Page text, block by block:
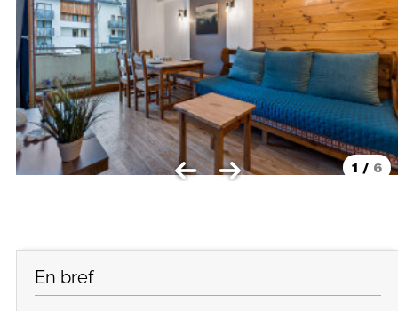
VISUALISER LE PLAN DES ORRES
BONS PLANS ACTIVITÉS
Carte Multi activités
Forfaits remontées mécaniques VTT
CONTACT / DEVIS
1 / 6
En bref